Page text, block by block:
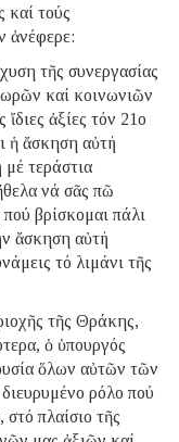
καί τούς
ἀνέφερε:
τῆς συνεργασίας
καί κοινωνιῶν
ἴδιες ἀξίες τόν 21ο
ἡ ἄσκηση αὐτή
τεράστια
νά σᾶς πῶ
πού βρίσκομαι πάλι
ἄσκηση αὐτή
τό λιμάνι τῆς
τῆς Θράκης,
ὁ ὑπουργός
ὅλων αὐτῶν τῶν
ρόλο πού
πλαίσιο τῆς